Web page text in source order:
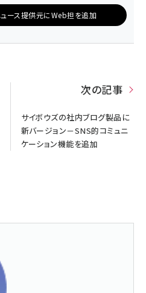
ース提供元にWeb担を追加
次の記事
サイボウズの社内ブログ製品に
新バージョン－SNS的コミュニ
ケーション機能を追加